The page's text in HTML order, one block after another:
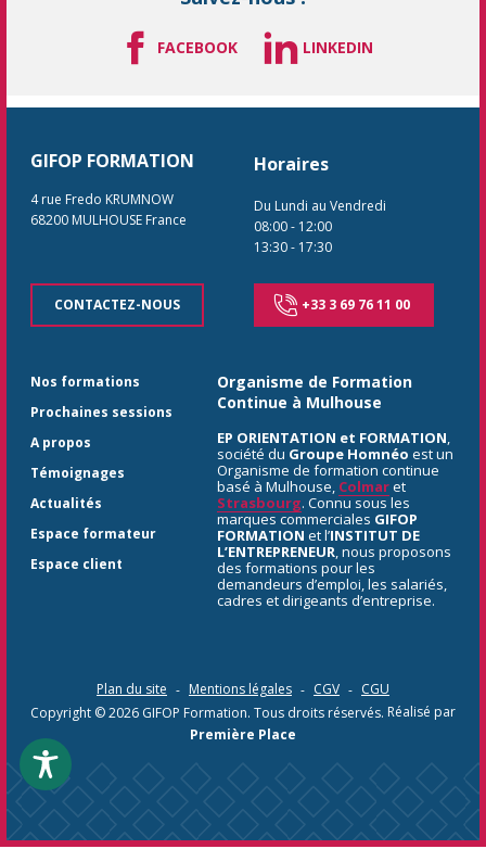
FACEBOOK LINKEDIN
GIFOP FORMATION
4 rue Fredo KRUMNOW
68200 MULHOUSE France
CONTACTEZ-NOUS
Horaires
Du Lundi au Vendredi
08:00- 12:00
13:30- 17:30
+33 3 69 76 11 00
Nos formations
Prochaines sessions
A propos
Témoignages
Actualités
Espace formateur
Espace client
Organisme de Formation
Continue à Mulhouse
EP ORIENTATION et FORMATION,
société du Groupe Homnéo est un
Organisme de formation continue
basé à Mulhouse, Colmaret
Strasbourg. Connu sous les
marques commerciales GIFOP
FORMATION et l’INSTITUT DE
L’ENTREPRENEUR, nous proposons
des formations pour les
demandeurs d’emploi, les salariés,
cadres et dirigeants d’entreprise.
Plan du site Mentions légales CGV
CGU
Copyright © 2026 GIFOP Formation. Tous droits réservés. Réalisé par
Première Place